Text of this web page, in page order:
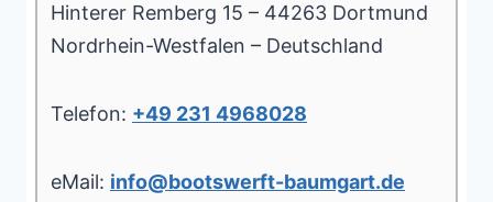
Hinterer Remberg 15 – 44263 Dortmund
Nordrhein-Westfalen – Deutschland
Telefon: +49 231 4968028
eMail: info@bootswerft-baumgart.de